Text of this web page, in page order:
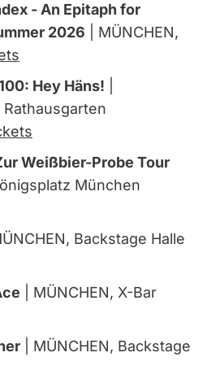
- An Epitaph for
2026 | MÜNCHEN,
Hey Häns!
Rathausgarten
Weißbier-Probe Tour
München
Backstage Halle
| MÜNCHEN, X-Bar
| MÜNCHEN, Backstage